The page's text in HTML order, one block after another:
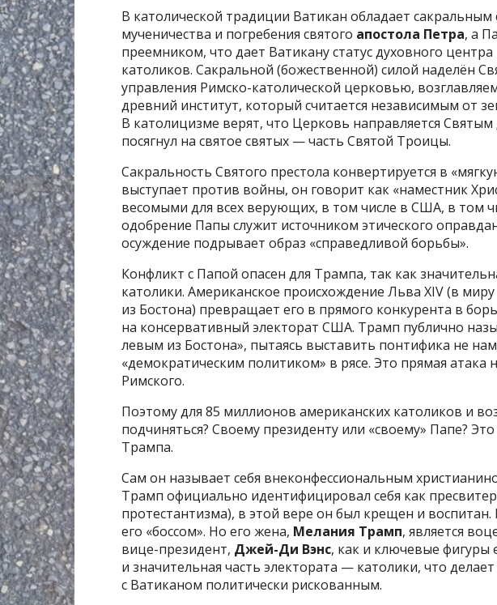
В католической традиции Ватикан обладает сакральным
мученичества и погребения святого апостола Петра, а
преемником, что дает Ватикану статус духовного
католиков. Сакральной (божественной) силой наделён
управления Римско-католической церковью,
древний институт, который считается независимым от
В католицизме верят, что Церковь направляется
посягнул на святое святых — часть Святой Троицы.
Сакральность Святого престола конвертируется в
выступает против войны, он говорит как «наместник
весомыми для всех верующих, в том числе в США, в том
одобрение Папы служит источником этического
осуждение подрывает образ «справедливой борьбы».
Конфликт с Папой опасен для Трампа, так как
католики. Американское происхождение Льва XIV (в
из Бостона) превращает его в прямого конкурента в
на консервативный электорат США. Трамп публично
левым из Бостона», пытаясь выставить понтифика не
«демократическим политиком» в рясе. Это прямая атака
Римского.
Поэтому для 85 миллионов американских католиков и
подчиняться? Своему президенту или «своему» Папе?
Трампа.
Сам он называет себя внеконфессиональным
Трамп официально идентифицировал себя как
протестантизма), в этой вере он был крещен и
его «боссом». Но его жена, Мелания Трамп, является
вице-президент, Джей-Ди Вэнс, как и ключевые фигуры
и значительная часть электората — католики, что
с Ватиканом политически рискованным.